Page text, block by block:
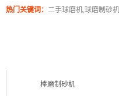
热门关键词： 二手球磨机,球磨制砂
棒磨制砂机